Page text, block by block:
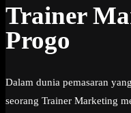
Trainer
Progo
Dalam dunia pemasaran
seorang Trainer Marketing